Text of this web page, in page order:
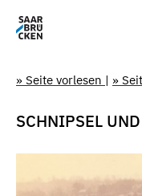
» Seite vorlesen | »
SCHNIPSEL